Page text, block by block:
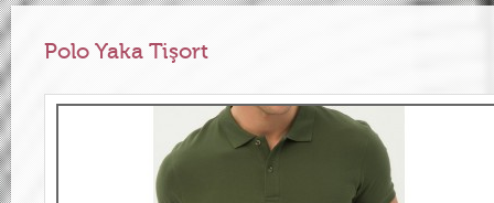
Polo Yaka Tişort